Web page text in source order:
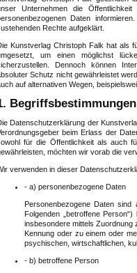
Unternehmen die
Daten
Rechte aufgeklärt.
Kunstverlag Christoph Falk hat als
um einen möglichst
Dennoch können
Schutz nicht gewährleistet
auf alternativen Wegen,
Begriffsbestimmungen
Datenschutzerklärung der
beim Erlass der
für die Öffentlichkeit als auch
möchten wir vorab die
verwenden in dieser
- a) personenbezogene Daten
Personenbezogene Daten
Folgenden „betroffene
insbesondere mittels Zuordnung
Kennung oder zu einem oder
psychischen, wirtschaftlichen,
- b) betroffene Person